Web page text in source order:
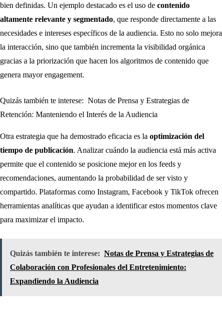
bien definidas. Un ejemplo destacado es el uso de contenido
altamente relevante y segmentado, que responde directamente a las
necesidades e intereses específicos de la audiencia. Esto no solo mejora
la interacción, sino que también incrementa la visibilidad orgánica
gracias a la priorización que hacen los algoritmos de contenido que
genera mayor engagement.
Quizás también te interese: Notas de Prensa y Estrategias de
Retención: Manteniendo el Interés de la Audiencia
Otra estrategia que ha demostrado eficacia es la optimización del
tiempo de publicación. Analizar cuándo la audiencia está más activa
permite que el contenido se posicione mejor en los feeds y
recomendaciones, aumentando la probabilidad de ser visto y
compartido. Plataformas como Instagram, Facebook y TikTok ofrecen
herramientas analíticas que ayudan a identificar estos momentos clave
para maximizar el impacto.
Quizás también te interese: Notas de Prensa y Estrategias de
Colaboración con Profesionales del Entretenimiento:
Expandiendo la Audiencia